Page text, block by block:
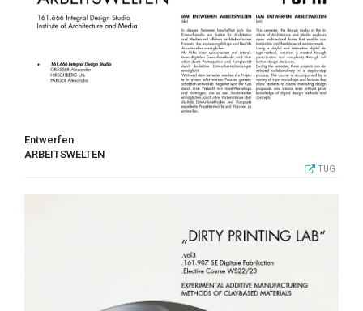
Entwerfen
ARBEITSWELTEN
TUG